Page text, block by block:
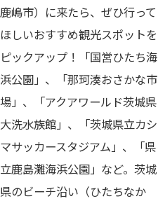
鹿嶋市）に来たら、ぜひ行って
ほしいおすすめ観光スポットを
ピックアップ！「国営ひたち海
浜公園」、「那珂湊おさかな市
場」、「アクアワールド茨城県
大洗水族館」、「茨城県立カシ
マサッカースタジアム」、「県
立鹿島灘海浜公園」など。茨城
県のビーチ沿い（ひたちなか